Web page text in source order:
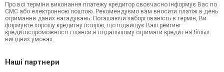
Про всі терміни виконання платежу кредитор своєчасно інформує Вас по
СМС або електронною поштою. Рекомендуємо вам вносити платіж в день
отримання даних нагадувань. Погашаючи заборгованість в термін, Ви
формуєте хорошу кредитну історію, що підвищує Ваш рейтинг
кредитоспроможності і шанси в подальшому отримати кредит на більш
вигідних умовах.
Наші партнери